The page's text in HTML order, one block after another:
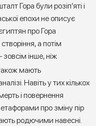
Гора були розіп’яті і
епохи не описує
про Гора
а потім
інше, ніж
мають
Навіть у тих кількох
і повернення
про зміну пір
родючими навесні.